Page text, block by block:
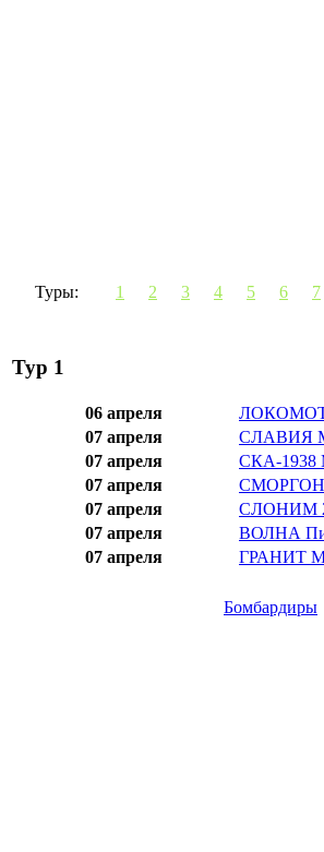
Туры: 1 2 3 4 5 6 7
Тур 1
06 апреля
07 апреля
СЛАВИЯ
07 апреля
СКА-1938
07 апреля
07 апреля
СЛОНИМ
07 апреля
ВОЛНА
07 апреля
ГРАНИТ
Бомбардиры